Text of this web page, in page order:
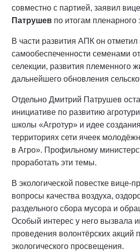
совместно с партией, заявил
Патрушев по итогам пленарного
В части развития АПК он отметил
самообеспеченности семенами
селекции, развития племенного
дальнейшего обновления
Отдельно Дмитрий Патрушев
инициативе по развитию
школы «Агротур» и идее
территориях сети ячеек
в Агро». Профильному
проработать эти темы.
В экологической повестке вице-
вопросы качества воздуха,
раздельного сбора мусора и
Особый интерес у него вызвала
проведения волонтёрских акций
экологического просвещения.